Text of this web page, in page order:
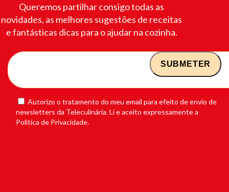
Queremos partilhar consigo todas as
novidades, as melhores sugestões de receitas
e fantásticas dicas para o ajudar na cozinha.
Autorizo o tratamento do meu email para efeito de envio de
newsletters da Teleculinária. Li e aceito expressamente a
Política de Privacidade.